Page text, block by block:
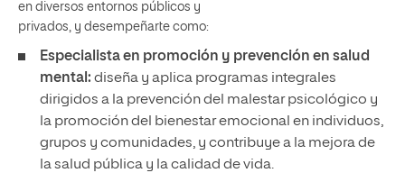
en diversos entornos públicos y
privados, y desempeñarte como:
Especialista en promoción y prevención en salud
mental: diseña y aplica programas integrales
dirigidos a la prevención del malestar psicológico y
la promoción del bienestar emocional en individuos,
grupos y comunidades, y contribuye a la mejora de
la salud pública y la calidad de vida.